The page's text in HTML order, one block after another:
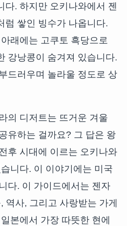
다. 하지만 오키나와에서 젠
럼 쌓인 빙수가 나옵니다.
래에는 고쿠토 흑당으로
강낭콩이 숨겨져 있습니다.
드러우며 놀라울 정도로 상
의 디저트는 뜨거운 겨울
유하는 걸까요? 그 답은 왕
후 시대에 이르는 오키나와
니다. 이 이야기에는 미국
다. 이 가이드에서는 젠자
역사, 그리고 사랑받는 가게
본에서 가장 따뜻한 현에